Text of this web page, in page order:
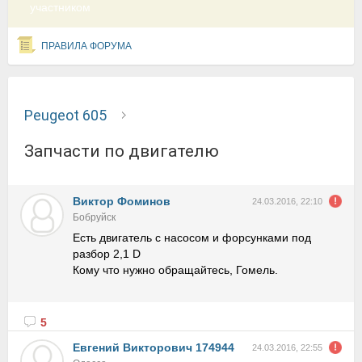
участником
ПРАВИЛА ФОРУМА
Peugeot 605
запчасти по двигателю
Виктор Фоминов 24.03.2016, 22:10
Бобруйск
Есть двигатель с насосом и форсунками под
разбор 2,1 D
Кому что нужно обращайтесь, Гомель.
5
Евгений Викторович 174944
24.03.2016, 22:55